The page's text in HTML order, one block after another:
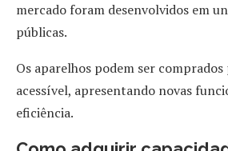
mercado foram desenvolvidos em
públicas.
Os aparelhos podem ser
acessível, apresentando novas
eficiência.